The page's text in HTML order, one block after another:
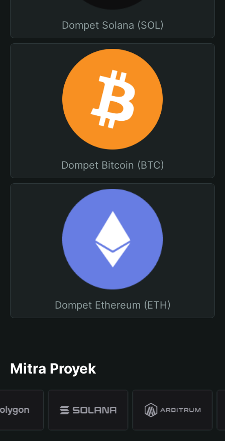
Dompet Solana (SOL)
Dompet Bitcoin (BTC)
Dompet Ethereum (ETH)
Mitra Proyek